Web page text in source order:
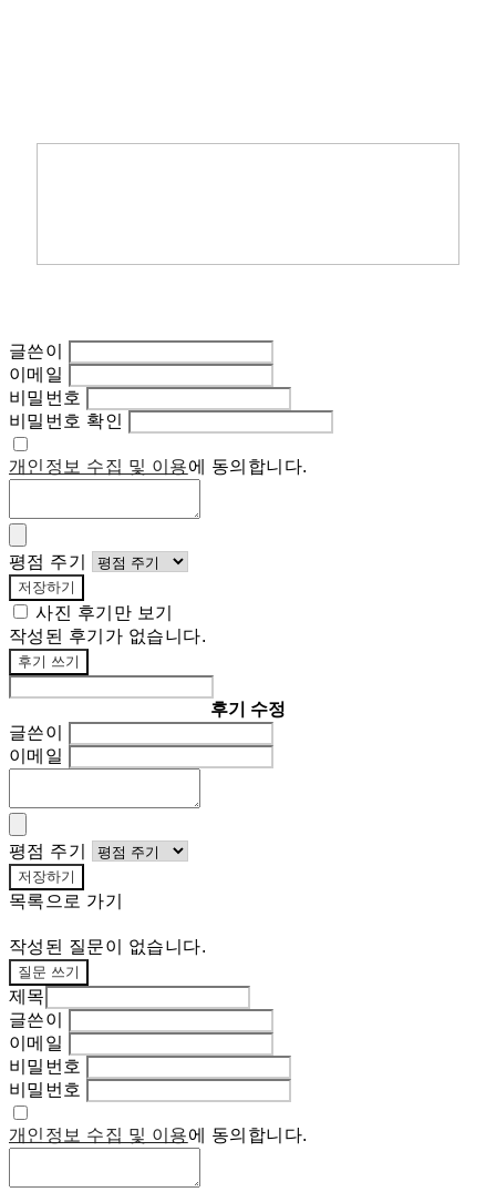
글쓴이
이메일
비밀번호
비밀번호 확인
개인정보 수집 및 이용에 동의합니다.
평점 주기
저장하기
사진 후기만 보기
작성된 후기가 없습니다.
후기 쓰기
후기 수정
글쓴이
이메일
평점 주기
저장하기
목록으로 가기
작성된 질문이 없습니다.
질문 쓰기
제목
글쓴이
이메일
비밀번호
비밀번호
개인정보 수집 및 이용에 동의합니다.